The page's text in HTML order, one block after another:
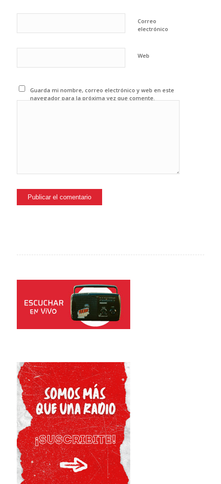
Correo
electrónico
Web
Guarda mi nombre, correo electrónico y web en este
navegador para la próxima vez que comente.